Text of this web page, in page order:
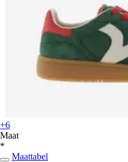
+6
Maat
*
Maattabel